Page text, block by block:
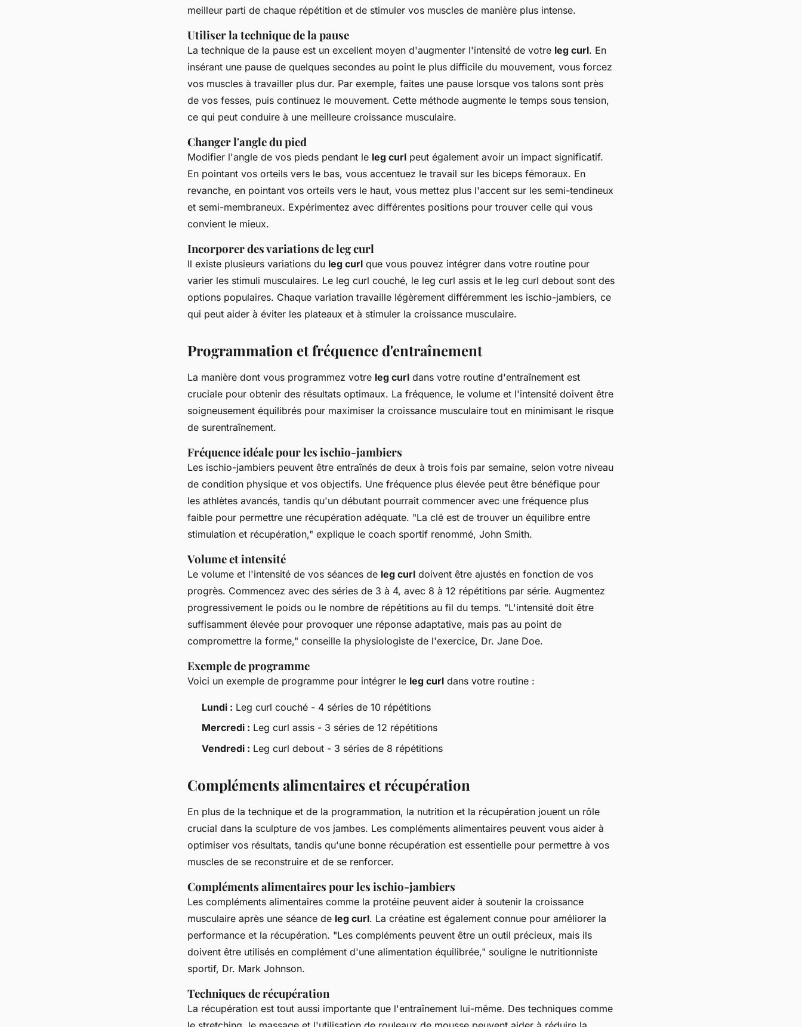
meilleur parti de chaque répétition et de stimuler vos muscles de manière plus intense.
Utiliser la technique de la pause
La technique de la pause est un excellent moyen d'augmenter l'intensité de votre leg curl. En
insérant une pause de quelques secondes au point le plus difficile du mouvement, vous forcez
vos muscles à travailler plus dur. Par exemple, faites une pause lorsque vos talons sont près
de vos fesses, puis continuez le mouvement. Cette méthode augmente le temps sous tension,
ce qui peut conduire à une meilleure croissance musculaire.
Changer l'angle du pied
Modifier l'angle de vos pieds pendant le leg curl peut également avoir un impact significatif.
En pointant vos orteils vers le bas, vous accentuez le travail sur les biceps fémoraux. En
revanche, en pointant vos orteils vers le haut, vous mettez plus l'accent sur les semi-tendineux
et semi-membraneux. Expérimentez avec différentes positions pour trouver celle qui vous
convient le mieux.
Incorporer des variations de leg curl
Il existe plusieurs variations du leg curl que vous pouvez intégrer dans votre routine pour
varier les stimuli musculaires. Le leg curl couché, le leg curl assis et le leg curl debout sont des
options populaires. Chaque variation travaille légèrement différemment les ischio-jambiers, ce
qui peut aider à éviter les plateaux et à stimuler la croissance musculaire.
Programmation et fréquence d'entraînement
La manière dont vous programmez votre leg curl dans votre routine d'entraînement est
cruciale pour obtenir des résultats optimaux. La fréquence, le volume et l'intensité doivent être
soigneusement équilibrés pour maximiser la croissance musculaire tout en minimisant le risque
de surentraînement.
Fréquence idéale pour les ischio-jambiers
Les ischio-jambiers peuvent être entraînés de deux à trois fois par semaine, selon votre niveau
de condition physique et vos objectifs. Une fréquence plus élevée peut être bénéfique pour
les athlètes avancés, tandis qu'un débutant pourrait commencer avec une fréquence plus
faible pour permettre une récupération adéquate. "La clé est de trouver un équilibre entre
stimulation et récupération," explique le coach sportif renommé, John Smith.
Volume et intensité
Le volume et l'intensité de vos séances de leg curl doivent être ajustés en fonction de vos
progrès. Commencez avec des séries de 3 à 4, avec 8 à 12 répétitions par série. Augmentez
progressivement le poids ou le nombre de répétitions au fil du temps. "L'intensité doit être
suffisamment élevée pour provoquer une réponse adaptative, mais pas au point de
compromettre la forme," conseille la physiologiste de l'exercice, Dr. Jane Doe.
Exemple de programme
Voici un exemple de programme pour intégrer le leg curl dans votre routine :
Lundi : Leg curl couché - 4 séries de 10 répétitions
Mercredi : Leg curl assis - 3 séries de 12 répétitions
Vendredi : Leg curl debout - 3 séries de 8 répétitions
Compléments alimentaires et récupération
En plus de la technique et de la programmation, la nutrition et la récupération jouent un rôle
crucial dans la sculpture de vos jambes. Les compléments alimentaires peuvent vous aider à
optimiser vos résultats, tandis qu'une bonne récupération est essentielle pour permettre à vos
muscles de se reconstruire et de se renforcer.
Compléments alimentaires pour les ischio-jambiers
Les compléments alimentaires comme la protéine peuvent aider à soutenir la croissance
musculaire après une séance de leg curl. La créatine est également connue pour améliorer la
performance et la récupération. "Les compléments peuvent être un outil précieux, mais ils
doivent être utilisés en complément d'une alimentation équilibrée," souligne le nutritionniste
sportif, Dr. Mark Johnson.
Techniques de récupération
La récupération est tout aussi importante que l'entraînement lui-même. Des techniques comme